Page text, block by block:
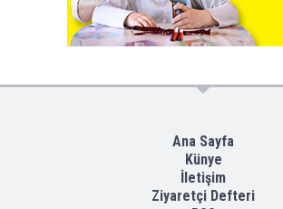
Ana Sayfa
Künye
İletişim
Ziyaretçi Defteri